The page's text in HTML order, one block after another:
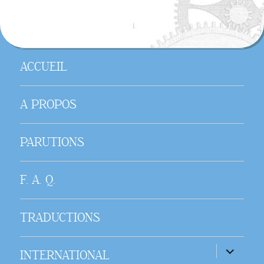
ACCUEIL
A PROPOS
PARUTIONS
F. A. Q.
TRADUCTIONS
INTERNATIONAL
ouvrir
le